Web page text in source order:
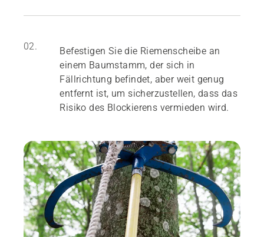
02.
Befestigen Sie die Riemenscheibe an
einem Baumstamm, der sich in
Fällrichtung befindet, aber weit genug
entfernt ist, um sicherzustellen, dass das
Risiko des Blockierens vermieden wird.